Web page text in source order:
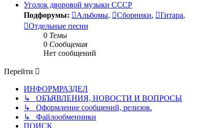
Уголок дворовой музыки СССР
Подфорумы:
Альбомы, Сборники, Гитара,
Отдельные песни
0 Темы
0 Сообщения
Нет сообщений
Перейти
ИНФОРМРАЗДЕЛ
↳ ОБЪЯВЛЕНИЯ, НОВОСТИ И ВОПРОСЫ
↳ Оформление сообщений, релизов.
↳ Файлообменники
ПОИСК